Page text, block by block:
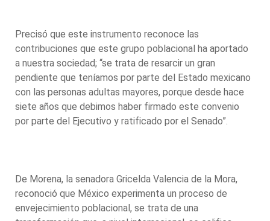
Precisó que este instrumento reconoce las
contribuciones que este grupo poblacional ha aportado
a nuestra sociedad; “se trata de resarcir un gran
pendiente que teníamos por parte del Estado mexicano
con las personas adultas mayores, porque desde hace
siete años que debimos haber firmado este convenio
por parte del Ejecutivo y ratificado por el Senado”.
De Morena, la senadora Gricelda Valencia de la Mora,
reconoció que México experimenta un proceso de
envejecimiento poblacional, se trata de una